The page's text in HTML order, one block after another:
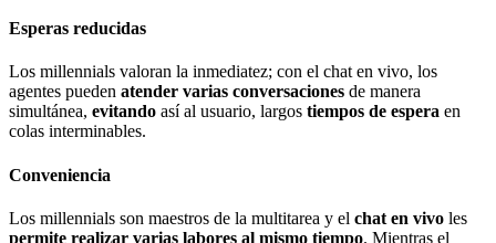
Esperas reducidas
Los millennials valoran la inmediatez; con el chat en vivo, los
agentes pueden atender varias conversaciones de manera
simultánea, evitando así al usuario, largos tiempos de espera en
colas interminables.
Conveniencia
Los millennials son maestros de la multitarea y el chat en vivo les
permite realizar varias labores al mismo tiempo. Mientras el